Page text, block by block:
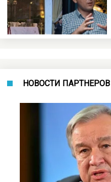
НОВОСТИ ПАРТНЕРОВ